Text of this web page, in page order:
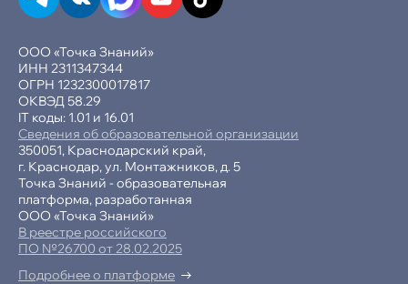
ООО «Точка Знаний»
ИНН 2311347344
ОГРН 1232300017817
ОКВЭД 58.29
IT коды: 1.01 и 16.01
Сведения об образовательной организации
350051, Краснодарский край,
г. Краснодар, ул. Монтажников, д. 5
Точка Знаний - образовательная
платформа, разработанная
ООО «Точка Знаний»
В реестре российского
ПО №26700 от 28.02.2025
Подробнее о платформе